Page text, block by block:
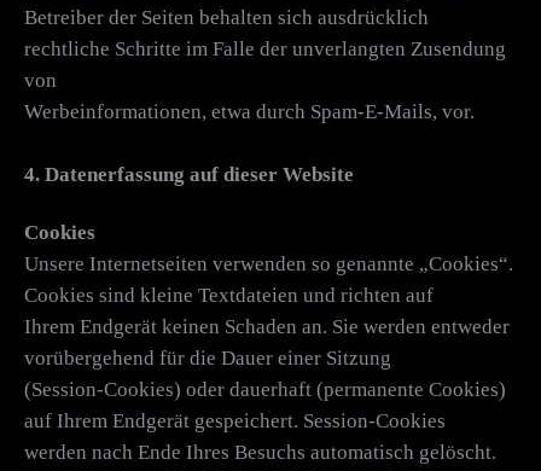
Betreiber der Seiten behalten sich ausdrücklich
rechtliche Schritte im Falle der unverlangten Zusendung
von
Werbeinformationen, etwa durch Spam-E-Mails, vor.
4. Datenerfassung auf dieser Website
Cookies
Unsere Internetseiten verwenden so genannte „Cookies“.
Cookies sind kleine Textdateien und richten auf
Ihrem Endgerät keinen Schaden an. Sie werden entweder
vorübergehend für die Dauer einer Sitzung
(Session-Cookies) oder dauerhaft (permanente Cookies)
auf Ihrem Endgerät gespeichert. Session-Cookies
werden nach Ende Ihres Besuchs automatisch gelöscht.